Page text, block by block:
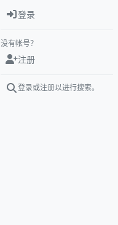
登录
没有帐号？
注册
登录或注册以进行搜索。